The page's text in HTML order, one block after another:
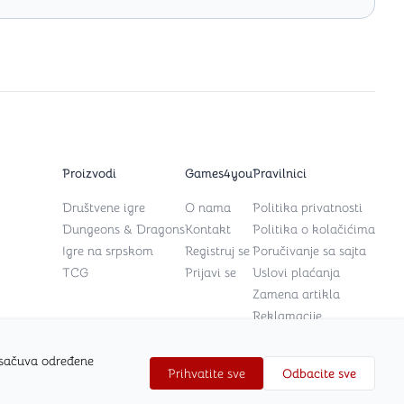
određene
Prihvatite sve Odbacite sve
Proizvodi
Društvene igre
Dungeons & Dragons
Igre na srpskom
TCG
Games4you
O nama
Kontakt
Registruj se
Prijavi se
Pravilnici
Politika privatnosti
Politika o kolačićima
Poručivanje sa sajta
Uslovi plaćanja
Zamena artikla
Reklamacije